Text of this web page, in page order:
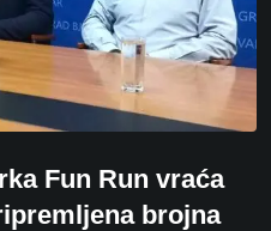
Fun Run vraća
brojna